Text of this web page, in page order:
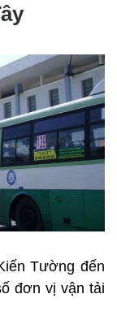
Tường đến
đơn vị vận tải